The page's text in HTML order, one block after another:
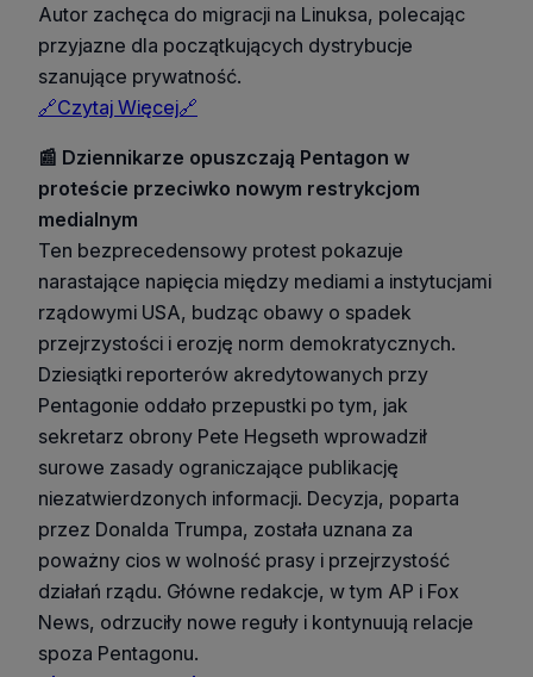
Autor zachęca do migracji na Linuksa, polecając
przyjazne dla początkujących dystrybucje
szanujące prywatność.
🔗Czytaj Więcej🔗
📰 Dziennikarze opuszczają Pentagon w
proteście przeciwko nowym restrykcjom
medialnym
Ten bezprecedensowy protest pokazuje
narastające napięcia między mediami a instytucjami
rządowymi USA, budząc obawy o spadek
przejrzystości i erozję norm demokratycznych.
Dziesiątki reporterów akredytowanych przy
Pentagonie oddało przepustki po tym, jak
sekretarz obrony Pete Hegseth wprowadził
surowe zasady ograniczające publikację
niezatwierdzonych informacji. Decyzja, poparta
przez Donalda Trumpa, została uznana za
poważny cios w wolność prasy i przejrzystość
działań rządu. Główne redakcje, w tym AP i Fox
News, odrzuciły nowe reguły i kontynuują relacje
spoza Pentagonu.